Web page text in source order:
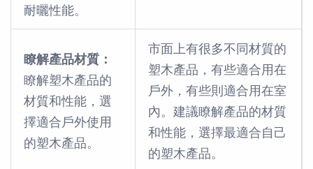
耐曬性能。
瞭解產品材質：
瞭解塑木產品的
材質和性能，選
擇適合戶外使用
的塑木產品。
市面上有很多不同材質的
塑木產品，有些適合用在
戶外，有些則適合用在室
內。建議瞭解產品的材質
和性能，選擇最適合自己
的塑木產品。